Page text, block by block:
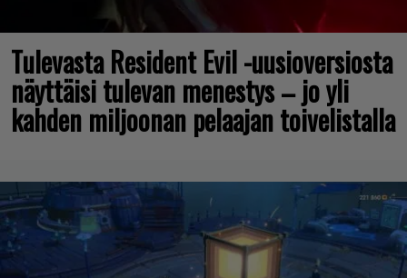
Tulevasta Resident Evil -uusioversiosta
näyttäisi tulevan menestys – jo yli
kahden miljoonan pelaajan toivelistalla